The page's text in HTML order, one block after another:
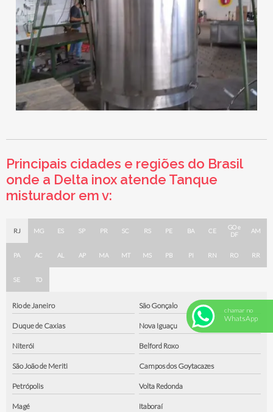
Principais cidades e regiões do Brasil
onde a Delta inox atende Tanque
misturador em v:
RJ MG ES SP PR SC RS PE BA CE
GO e
DF
AM
PA AC AL AP MA MT MS PB PI RN RO RR
SE TO
Rio de Janeiro São Gonçalo
Duque de Caxias Nova Iguaçu
Niterói Belford Roxo
São João de Meriti Campos dos Goytacazes
Petrópolis Volta Redonda
Magé Itaboraí
chamar no
WhatsApp